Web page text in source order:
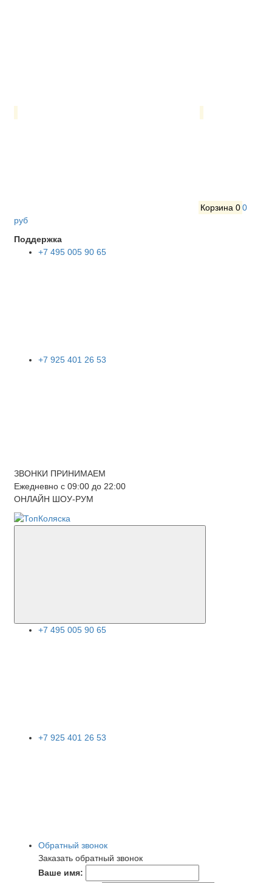
Корзина 00
руб
Поддержка
+7 495 005 90 65
+7 925 401 26 53
ЗВОНКИ ПРИНИМАЕМ
Ежедневно с 09:00 до 22:00
ОНЛАЙН ШОУ-РУМ
+7 495 005 90 65
+7 925 401 26 53
Обратный звонок
Заказать обратный звонок
Ваше имя: